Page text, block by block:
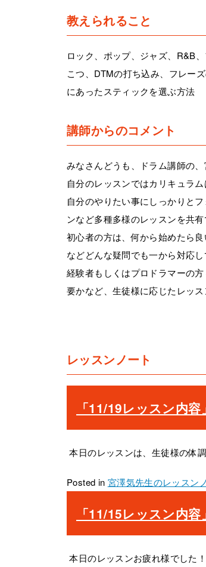
教えられること
ロック、ポップ、ジャズ、R&B
こつ、DTMの打ち込み、フレー
にあったスティックを選ぶ方法
講師からのコメント
みなさんどうも、ドラム講師の、
自分のレッスンではカリキュラ
自分のやりたい事にしっかりと
ンなど多種多様のレッスンを共有
初心者の方は、何から始めたら
などどんな疑問でも一から対応し
経験者もしくはプロドラマーの
要かなど、生徒様に応じたレッ
レッスンノート
「11/19レッスン内
本日のレッスンは、生徒様の体
Posted in 宮澤気先生のレッスン
「11/15レッスン内
本日のレッスンお疲れ様でした